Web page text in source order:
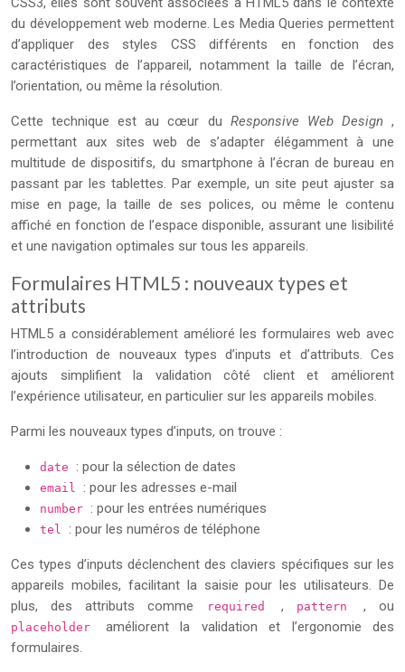
du développement web moderne. Les Media Queries permettent
d’appliquer des styles CSS différents en fonction des
caractéristiques de l’appareil, notamment la taille de l’écran,
l’orientation, ou même la résolution.
Cette technique est au cœur du Responsive Web Design,
permettant aux sites web de s’adapter élégamment à une
multitude de dispositifs, du smartphone à l’écran de bureau en
passant par les tablettes. Par exemple, un site peut ajuster sa
mise en page, la taille de ses polices, ou même le contenu
affiché en fonction de l’espace disponible, assurant une lisibilité
et une navigation optimales sur tous les appareils.
Formulaires HTML5 : nouveaux types et
attributs
HTML5 a considérablement amélioré les formulaires web avec
l’introduction de nouveaux types d’inputs et d’attributs. Ces
ajouts simplifient la validation côté client et améliorent
l’expérience utilisateur, en particulier sur les appareils mobiles.
Parmi les nouveaux types d’inputs, on trouve :
date : pour la sélection de dates
email : pour les adresses e-mail
number : pour les entrées numériques
tel : pour les numéros de téléphone
Ces types d’inputs déclenchent des claviers spécifiques sur les
appareils mobiles, facilitant la saisie pour les utilisateurs. De
plus, des attributs comme
required , pattern , ou
placeholder améliorent la validation et l’ergonomie des
formulaires.